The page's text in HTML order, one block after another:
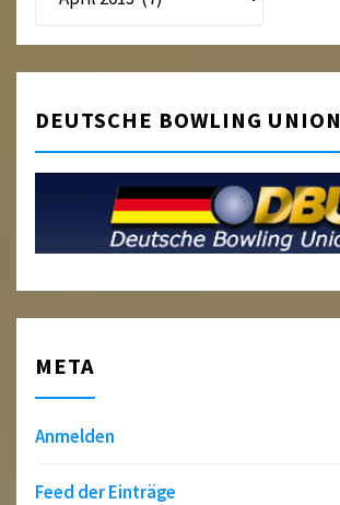
DEUTSCHE BOWLING UNION
META
Anmelden
Feed der Einträge